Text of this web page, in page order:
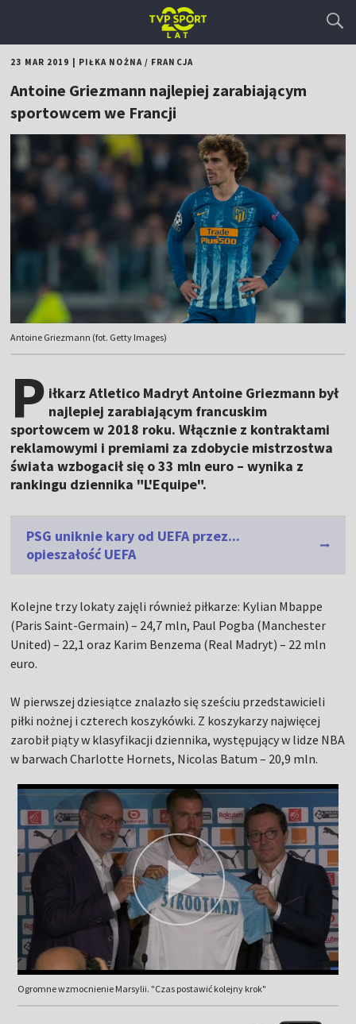
23 MAR 2019 PIŁKA NOŻNA/ FRANCJA
Antoine Griezmann najlepiej zarabiającym
sportowcem we Francji
Antoine Griezmann (fot. Getty Images)
P iłkarz Atletico Madryt Antoine Griezmann był
najlepiej zarabiającym francuskim
sportowcem w 2018 roku. Włącznie z kontraktami
reklamowymi i premiami za zdobycie mistrzostwa
świata wzbogacił się o 33 mln euro – wynika z
rankingu dziennika "L'Equipe".
PSG uniknie kary od UEFA przez...
opieszałość UEFA
Kolejne trzy lokaty zajęli również piłkarze: Kylian Mbappe
(Paris Saint-Germain) – 24,7 mln, Paul Pogba (Manchester
United) – 22,1 oraz Karim Benzema (Real Madryt) – 22 mln
euro.
W pierwszej dziesiątce znalazło się sześciu przedstawicieli
piłki nożnej i czterech koszykówki. Z koszykarzy najwięcej
zarobił piąty w klasyfikacji dziennika, występujący w lidze NBA
w barwach Charlotte Hornets, Nicolas Batum – 20,9 mln.
Ogromne wzmocnienie Marsylii. "Czas postawić kolejny krok"